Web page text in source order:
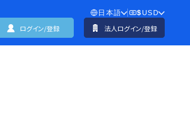
日本語 $USD
ログイン/登録 法人ログイン/登録